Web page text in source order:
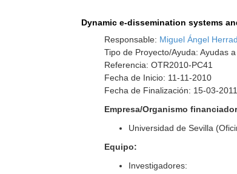
Dynamic e-dissemination systems
Responsable: Miguel Ángel
Tipo de Proyecto/Ayuda: Ayudas
Referencia: OTR2010-PC41
Fecha de Inicio: 11-11-2010
Fecha de Finalización: 15-03-2011
Empresa/Organismo
Universidad de Sevilla
Equipo:
Investigadores: